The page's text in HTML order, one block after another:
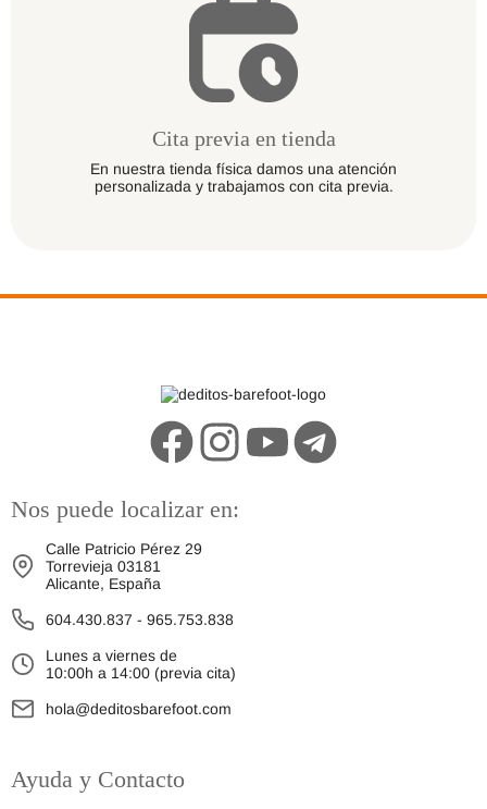
Cita previa en tienda
En nuestra tienda física damos una atención
personalizada y trabajamos con cita previa.
Nos puede localizar en:
Calle Patricio Pérez 29
Torrevieja 03181
Alicante, España
604.430.837 - 965.753.838
Lunes a viernes de
10:00h a 14:00 (previa cita)
hola@deditosbarefoot.com
Ayuda y Contacto